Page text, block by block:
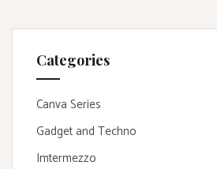
Categories
Canva Series
Gadget and Techno
Imtermezzo